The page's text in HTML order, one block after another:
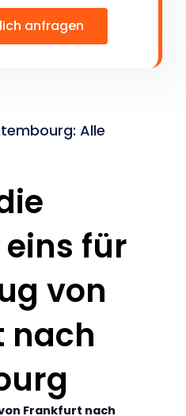
anfragen
Alle
für
von
nach
Frankfurt nach